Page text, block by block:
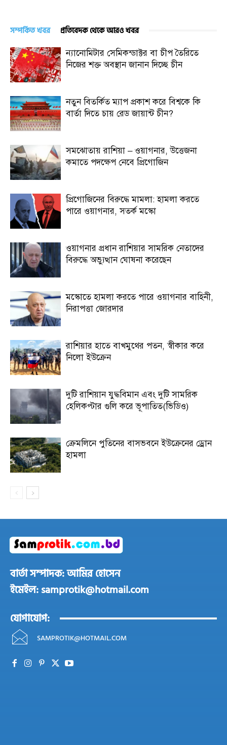
সম্পর্কিত খবর প্রতিবেদক থেকে আরও খবর
ন্যানোমিটার সেমিকন্ডাক্টর বা চীপ তৈরিতে
নিজের শক্ত অবস্থান জানান দিচ্ছে চীন
নতুন বিতর্কিত ম্যাপ প্রকাশ করে বিশ্বকে কি
বার্তা দিতে চায় রেড জায়ান্ট চীন?
সমঝোতায় রাশিয়া – ওয়াগনার, উত্তেজনা
কমাতে পদক্ষেপ নেবে প্রিগোজিন
প্রিগোজিনের বিরুদ্ধে মামলা: হামলা করতে
পারে ওয়াগনার, সতর্ক মস্কো
ওয়াগনার প্রধান রাশিয়ার সামরিক নেতাদের
বিরুদ্ধে অভ্যুত্থান ঘোষনা করেছেন
মস্কোতে হামলা করতে পারে ওয়াগনার বাহিনী,
নিরাপত্তা জোরদার
রাশিয়ার হাতে বাখমুথের পতন, স্বীকার করে
নিলো ইউক্রেন
দুটি রাশিয়ান যুদ্ধবিমান এবং দুটি সামরিক
হেলিকপ্টার গুলি করে ভূপাতিত(ভিডিও)
ক্রেমলিনে পুতিনের বাসভবনে ইউক্রেনের ড্রোন
হামলা
বার্তা সম্পাদক: আমির হোসেন
ইমেইল: samprotik@hotmail.com
যোগাযোগ:
SAMPROTIK@HOTMAIL.COM